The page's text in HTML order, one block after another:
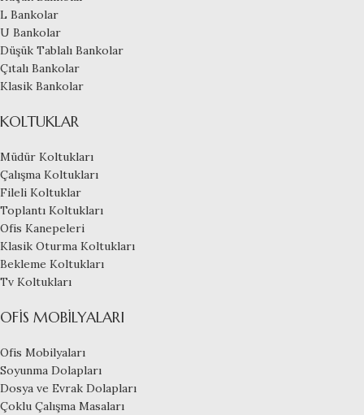
L Bankolar
U Bankolar
Düşük Tablalı Bankolar
Çıtalı Bankolar
Klasik Bankolar
KOLTUKLAR
Müdür Koltukları
Çalışma Koltukları
Fileli Koltuklar
Toplantı Koltukları
Ofis Kanepeleri
Klasik Oturma Koltukları
Bekleme Koltukları
Tv Koltukları
OFIS MOBILYALARI
Ofis Mobilyaları
Soyunma Dolapları
Dosya ve Evrak Dolapları
Çoklu Çalışma Masaları